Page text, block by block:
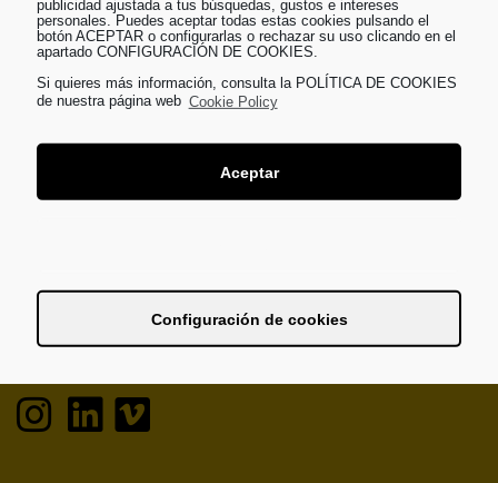
publicidad ajustada a tus búsquedas, gustos e intereses
personales. Puedes aceptar todas estas cookies pulsando el
botón ACEPTAR o configurarlas o rechazar su uso clicando en el
apartado CONFIGURACIÓN DE COOKIES.
Si quieres más información, consulta la POLÍTICA DE COOKIES
de nuestra página web Cookie Policy
Aceptar
Configuración de cookies
info@ work@